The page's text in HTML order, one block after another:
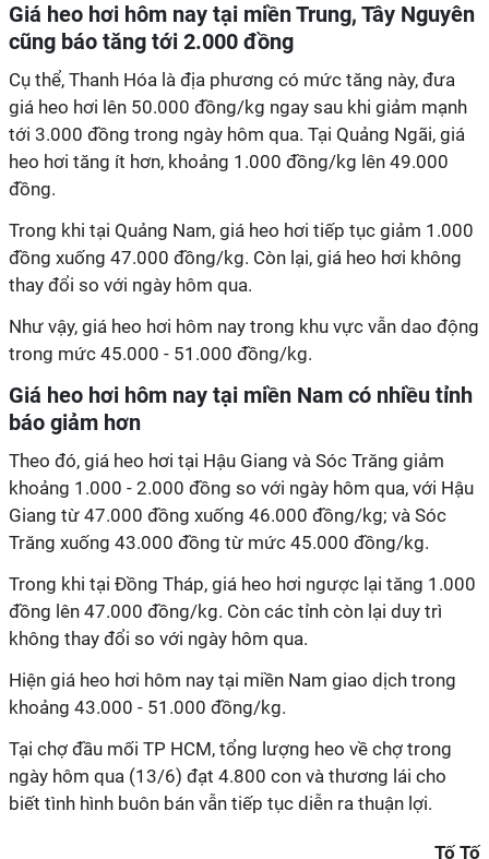
Giá heo hơi hôm nay tại miền Trung, Tây Nguyên
cũng báo tăng tới 2.000 đồng
Cụ thể, Thanh Hóa là địa phương có mức tăng này, đưa
giá heo hơi lên 50.000 đồng/kg ngay sau khi giảm mạnh
tới 3.000 đồng trong ngày hôm qua. Tại Quảng Ngãi, giá
heo hơi tăng ít hơn, khoảng 1.000 đồng/kg lên 49.000
đồng.
Trong khi tại Quảng Nam, giá heo hơi tiếp tục giảm 1.000
đồng xuống 47.000 đồng/kg. Còn lại, giá heo hơi không
thay đổi so với ngày hôm qua.
Như vậy, giá heo hơi hôm nay trong khu vực vẫn dao động
trong mức 45.000 - 51.000 đồng/kg.
Giá heo hơi hôm nay tại miền Nam có nhiều tỉnh
báo giảm hơn
Theo đó, giá heo hơi tại Hậu Giang và Sóc Trăng giảm
khoảng 1.000 - 2.000 đồng so với ngày hôm qua, với Hậu
Giang từ 47.000 đồng xuống 46.000 đồng/kg; và Sóc
Trăng xuống 43.000 đồng từ mức 45.000 đồng/kg.
Trong khi tại Đồng Tháp, giá heo hơi ngược lại tăng 1.000
đồng lên 47.000 đồng/kg. Còn các tỉnh còn lại duy trì
không thay đổi so với ngày hôm qua.
Hiện giá heo hơi hôm nay tại miền Nam giao dịch trong
khoảng 43.000 - 51.000 đồng/kg.
Tại chợ đầu mối TP HCM, tổng lượng heo về chợ trong
ngày hôm qua (13/6) đạt 4.800 con và thương lái cho
biết tình hình buôn bán vẫn tiếp tục diễn ra thuận lợi.
Tố Tố